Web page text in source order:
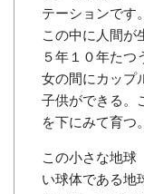
テーションです。
この中に人間が
５年１０年た
女の間にカップ
子供ができる。
を下にみて育つ。
この小さな地
い球体である地